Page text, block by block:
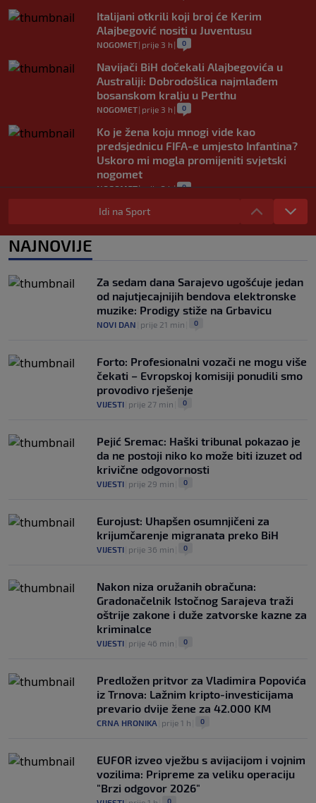
Italijani otkrili koji broj će Kerim
Alajbegović nositi u Juventusu
NOGOMET| prije 3 h | 0
Navijači BiH dočekali Alajbegovića u
Australiji: Dobrodošlica najmlađem
bosanskom kralju u Perthu
NOGOMET| prije 3 h | 0
Ko je žena koju mnogi vide kao
predsjednicu FIFA-e umjesto Infantina?
Uskoro mi mogla promijeniti svjetski
nogomet
NOGOMET|prije 3 h| 0
FIFA se izvinila svim svojim članicama
zbog FFE projekta: Ali rukovodstvo i
dalje podržava Infantina
Lionel Messi postigao dva gola u pobjedi
Inter Miamija i ispisao historiju Leagues
Cupa (VIDEO)
prije 3 h| 0
Idi na Sport
NAJNOVIJE
Za sedam dana Sarajevo ugošćuje jedan
od najutjecajnijih bendova elektronske
muzike: Prodigy stiže na Grbavicu
NOVI DAN prije 21 min 0
Forto: Profesionalni vozači ne mogu više
čekati – Evropskoj komisiji ponudili smo
provodivo rješenje
VIJESTI prije 27 min 0
Pejić Sremac: Haški tribunal pokazao je
da ne postoji niko ko može biti izuzet od
krivične odgovornosti
VIJESTI prije 29 min 0
Eurojust: Uhapšen osumnjičeni za
krijumčarenje migranata preko BiH
VIJESTI prije 36 min 0
Nakon niza oružanih obračuna:
Gradonačelnik Istočnog Sarajeva traži
oštrije zakone i duže zatvorske kazne za
kriminalce
VIJESTI prije 46 min 0
Predložen pritvor za Vladimira Popovića
iz Trnova: Lažnim kripto-investicijama
prevario dvije žene za 42.000 KM
CRNA HRONIKA prije 1 h 0
EUFOR izveo vježbu s avijacijom i vojnim
vozilima: Pripreme za veliku operaciju
"Brzi odgovor 2026"
0